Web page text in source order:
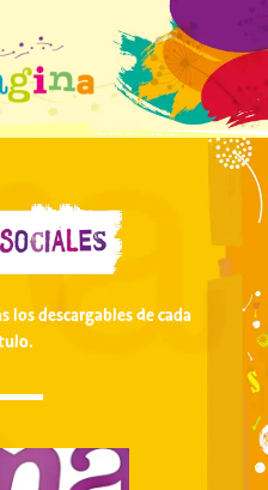
los descargables de cada